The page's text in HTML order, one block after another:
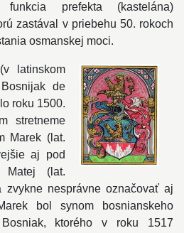
prefekta (kastelána)
zastával v priebehu 50. rokoch
osmanskej moci.
latinskom
de
roku 1500.
stretneme
Marek (lat.
aj pod
Matej (lat.
zvykne nesprávne označovať aj
bol synom bosnianskeho
ktorého v roku 1517